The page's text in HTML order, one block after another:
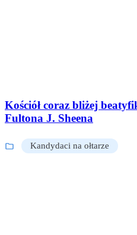
Kościół coraz bliżej
Fultona J. Sheena
Kandydaci na ołtarze